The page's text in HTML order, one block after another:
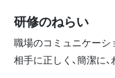
研修のねらい
職場のコミュニケーシ
相手に正しく、簡潔に